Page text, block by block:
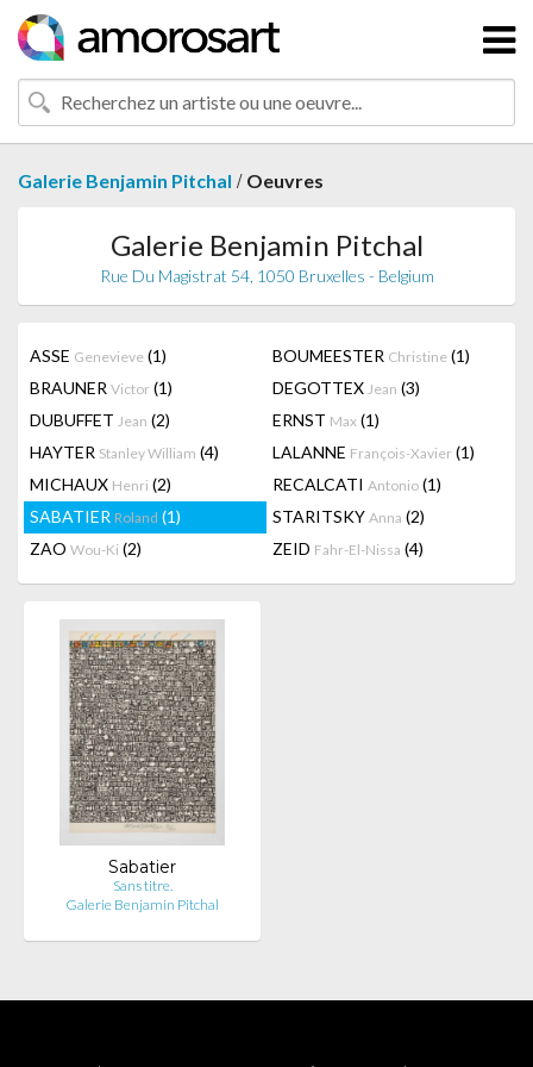
Galerie Benjamin Pitchal / Oeuvres
Galerie Benjamin Pitchal
Rue Du Magistrat 54, 1050 Bruxelles - Belgium
ASSE Genevieve (1) BOUMEESTER Christine (1)
BRAUNER Victor (1) DEGOTTEX Jean (3)
DUBUFFET Jean (2) ERNST Max (1)
HAYTER Stanley William (4) LALANNE François-Xavier (1)
MICHAUX Henri (2) RECALCATI Antonio (1)
SABATIER Roland (1) STARITSKY Anna (2)
ZAO Wou-Ki (2) ZEID Fahr-El-Nissa (4)
Sabatier
Sans titre.
Galerie Benjamin Pitchal